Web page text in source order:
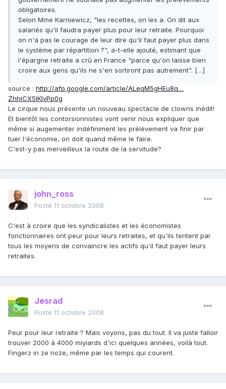
obligatoires.
Selon Mme Karniewicz, "les recettes, on les a. On dit aux
salariés qu'il faudra payer plus pour leur retraite. Pourquoi
on n'a pas le courage de leur dire qu'il faut payer plus dans
le système par répartition ?", a-t-elle ajouté, estimant que
l'épargne retraite a crû en France "parce qu'on laisse bien
croire aux gens qu'ils ne s'en sortiront pas autrement". […]
source : http://afp.google.com/article/ALeqM5gHEu8q…
ZhhiCX5IKlvPp0g
Le cirque nous présente un nouveau spectacle de clowns inédit!
Et bientôt les contorsionnistes vont venir nous expliquer que
même si augementer indéfiniment les prélèvement va finir par
tuer l'économie, on doit quand même le faire.
C'est-y pas merveilleux la route de la servitude?
john_ross
Posté 11 octobre 2008
C'est à croire que les syndicalistes et les économistes
fonctionnaires ont peur pour leurs retraites, et qu'ils tentent par
tous les moyens de convaincre les actifs qu'il faut payer leurs
retraites.
Jesrad
Posté 11 octobre 2008
Peur pour leur retraite ? Mais voyons, pas du tout. Il va juste falloir
trouver 2000 à 4000 miyiards d'ici quelques années, voilà tout.
Fingerz in ze noze, même par les temps qui courent.